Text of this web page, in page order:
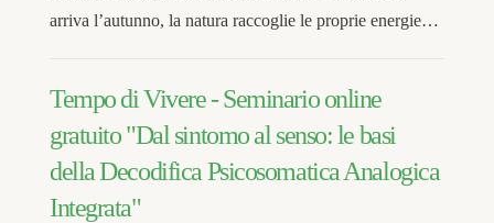
arriva l’autunno, la natura raccoglie le proprie energie…
Tempo di Vivere - Seminario online
gratuito "Dal sintomo al senso: le basi
della Decodifica Psicosomatica Analogica
Integrata"